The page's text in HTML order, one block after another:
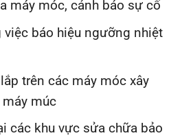
máy móc, cảnh báo sự cố
việc báo hiệu ngưỡng nhiệt
trên các máy móc xây
múc
các khu vực sửa chữa bảo